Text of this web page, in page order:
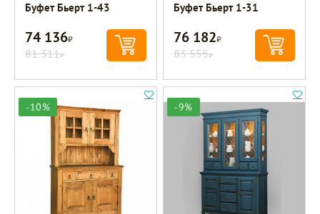
Буфет Бьерт 1-43
74 136Р
81 311Р
Буфет Бьерт 1-31
76 182Р
83 555Р
-10% -9%